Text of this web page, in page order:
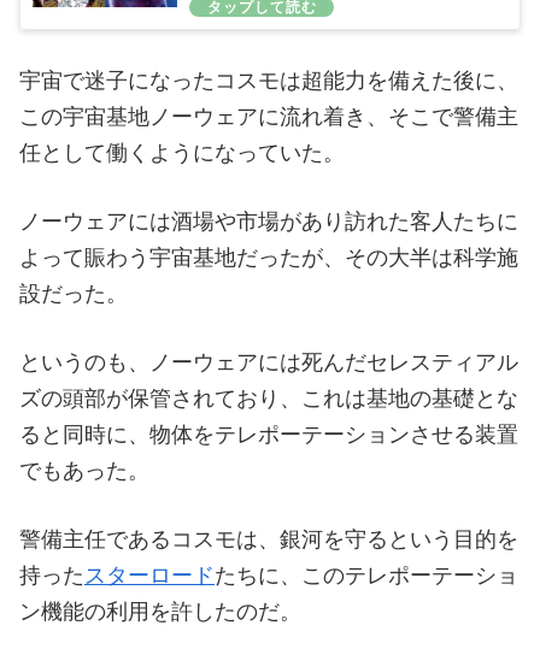
宇宙で迷子になったコスモは超能力を備えた後に、
この宇宙基地ノーウェアに流れ着き、そこで警備主
任として働くようになっていた。
ノーウェアには酒場や市場があり訪れた客人たちに
よって賑わう宇宙基地だったが、その大半は科学施
設だった。
というのも、ノーウェアには死んだセレスティアル
ズの頭部が保管されており、これは基地の基礎とな
ると同時に、物体をテレポーテーションさせる装置
でもあった。
警備主任であるコスモは、銀河を守るという目的を
持ったスターロードたちに、このテレポーテーショ
ン機能の利用を許したのだ。